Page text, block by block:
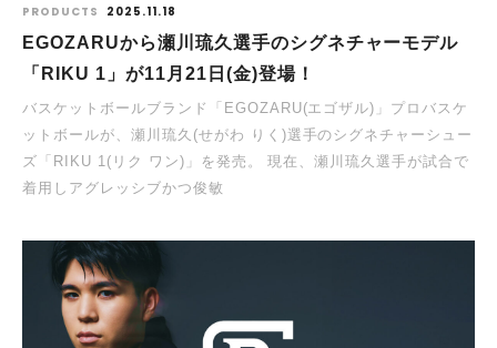
PRODUCTS 2025.11.18
EGOZARUから瀬川琉久選手のシグネチャーモデル
「RIKU 1」が11⽉21⽇(⾦)登場！
バスケットボールブランド「EGOZARU(エゴザル)」プロバスケ
ットボールが、瀬川琉久(せがわ りく)選手のシグネチャーシュー
ズ「RIKU 1(リク ワン)」を発売。 現在、瀬川琉久選手が試合で
着⽤しアグレッシブかつ俊敏